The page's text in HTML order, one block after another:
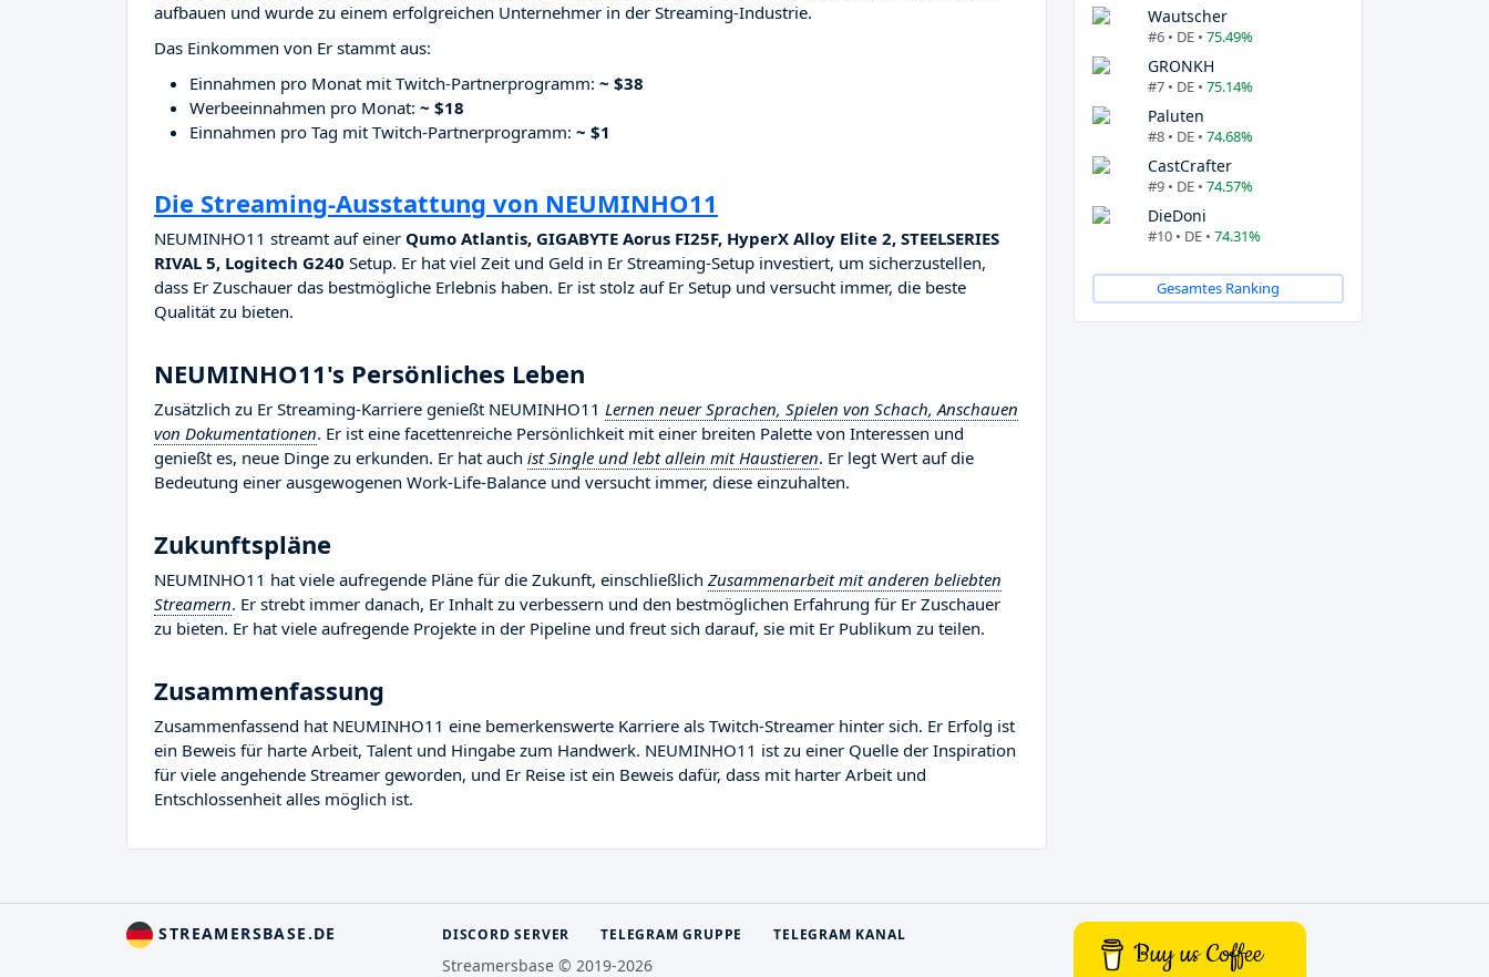
aufbauen und wurde zu einem erfolgreichen Unternehmer in der Streaming-Industrie.
Das Einkommen von Er stammt aus:
Einnahmen pro Monat mit Twitch-Partnerprogramm: ~ $38
Werbeeinnahmen pro Monat: ~ $18
Einnahmen pro Tag mit Twitch-Partnerprogramm: ~ $1
Die Streaming-Ausstattung von NEUMINHO11
NEUMINHO11 streamt auf einer Qumo Atlantis, GIGABYTE Aorus FI25F, HyperX Alloy Elite 2, STEELSERIES
RIVAL 5, Logitech G240 Setup. Er hat viel Zeit und Geld in Er Streaming-Setup investiert, um sicherzustellen,
dass Er Zuschauer das bestmögliche Erlebnis haben. Er ist stolz auf Er Setup und versucht immer, die beste
Qualität zu bieten.
NEUMINHO11's Persönliches Leben
Zusätzlich zu Er Streaming-Karriere genießt NEUMINHO11 Lernen neuer Sprachen, Spielen von Schach, Anschauen
von Dokumentationen. Er ist eine facettenreiche Persönlichkeit mit einer breiten Palette von Interessen und
genießt es, neue Dinge zu erkunden. Er hat auch ist Single und lebt allein mit Haustieren. Er legt Wert auf die
Bedeutung einer ausgewogenen Work-Life-Balance und versucht immer, diese einzuhalten.
Zukunftspläne
NEUMINHO11 hat viele aufregende Pläne für die Zukunft, einschließlich Zusammenarbeit mit anderen beliebten
Streamern. Er strebt immer danach, Er Inhalt zu verbessern und den bestmöglichen Erfahrung für Er Zuschauer
zu bieten. Er hat viele aufregende Projekte in der Pipeline und freut sich darauf, sie mit Er Publikum zu teilen.
Zusammenfassung
Zusammenfassend hat NEUMINHO11 eine bemerkenswerte Karriere als Twitch-Streamer hinter sich. Er Erfolg ist
ein Beweis für harte Arbeit, Talent und Hingabe zum Handwerk. NEUMINHO11 ist zu einer Quelle der Inspiration
für viele angehende Streamer geworden, und Er Reise ist ein Beweis dafür, dass mit harter Arbeit und
Entschlossenheit alles möglich ist.
Wautscher
#6 • DE • 75.49%
GRONKH
#7 • DE • 75.14%
Paluten
#8 • DE • 74.68%
CastCrafter
#9 • DE • 74.57%
DieDoni
#10 • DE • 74.31%
Gesamtes Ranking
STREAMERSBASE.DE DISCORD SERVER TELEGRAM GRUPPE TELEGRAM KANAL
Streamersbase © 2019-2026 Buy us Coffee